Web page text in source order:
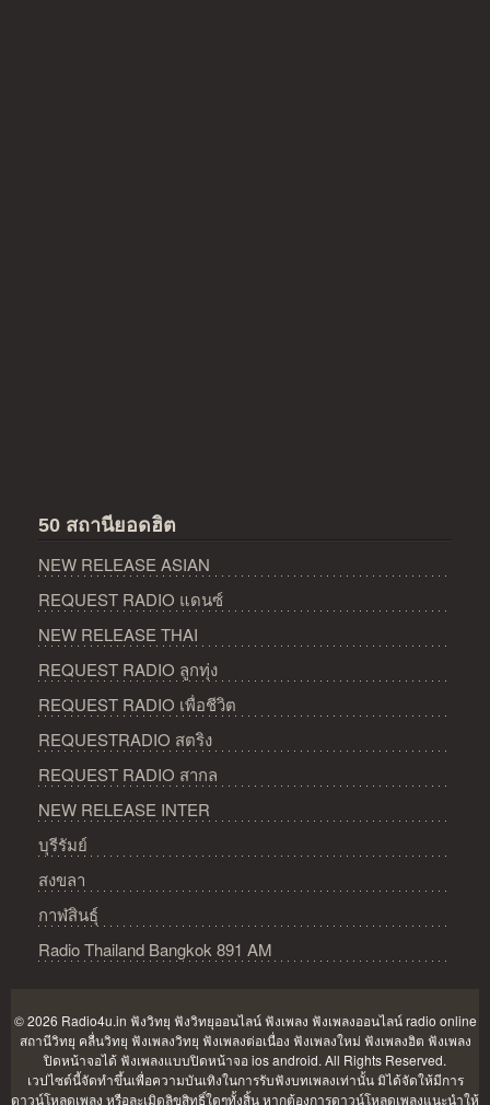
50 สถานียอดฮิต
NEW RELEASE ASIAN
REQUEST RADIO แดนซ์
NEW RELEASE THAI
REQUEST RADIO ลูกทุ่ง
REQUEST RADIO เพื่อชีวิต
REQUESTRADIO สตริง
REQUEST RADIO สากล
NEW RELEASE INTER
บุรีรัมย์
สงขลา
กาฬสินธุ์
Radio Thailand Bangkok 891 AM
© 2026 Radio4u.in ฟังวิทยุ ฟังวิทยุออนไลน์ ฟังเพลง ฟังเพลงออนไลน์ radio online
สถานีวิทยุ คลื่นวิทยุ ฟังเพลงวิทยุ ฟังเพลงต่อเนื่อง ฟังเพลงใหม่ ฟังเพลงฮิต ฟังเพลง
ปิดหน้าจอได้ ฟังเพลงแบบปิดหน้าจอ ios android. All Rights Reserved.
เวปไซต์นี้จัดทำขึ้นเพื่อความบันเทิงในการรับฟังบทเพลงเท่านั้น มิได้จัดให้มีการ
ดาวน์โหลดเพลง หรือละเมิดลิขสิทธิ์ใดๆทั้งสิ้น หากต้องการดาวน์โหลดเพลงแนะนำให้